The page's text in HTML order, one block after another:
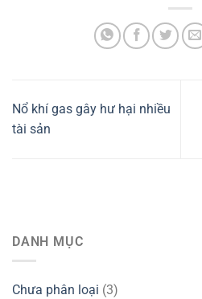
Nổ khí gas gây hư hại nhiều
tài sản
DANH MỤC
Chưa phân loại (3)